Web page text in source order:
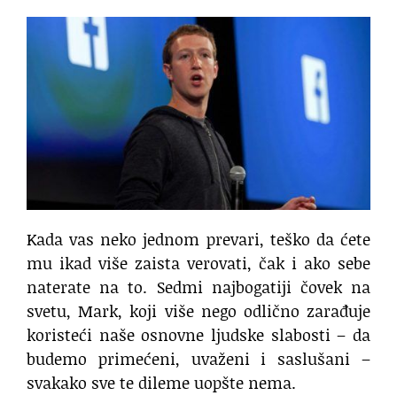
Kada vas neko jednom prevari, teško da ćete
mu ikad više zaista verovati, čak i ako sebe
naterate na to. Sedmi najbogatiji čovek na
svetu, Mark, koji više nego odlično zarađuje
koristeći naše osnovne ljudske slabosti – da
budemo primećeni, uvaženi i saslušani –
svakako sve te dileme uopšte nema.